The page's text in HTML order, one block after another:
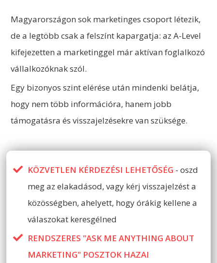
Magyarországon sok marketinges csoport létezik,
de a legtöbb csak a felszínt kapargatja: az A-Level
kifejezetten a marketinggel már aktívan foglalkozó
vállalkozóknak szól.
Egy bizonyos szint elérése után mindenki belátja,
hogy nem több információra, hanem jobb
támogatásra és visszajelzésekre van szüksége.
KÖZVETLEN KÉRDEZÉSI LEHETŐSÉG - oszd
meg az elakadásod, vagy kérj visszajelzést a
közösségben, ahelyett, hogy órákig kellene a
válaszokat keresgélned
RENDSZERES "ASK ME ANYTHING ABOUT
MARKETING" POSZTOK HAZAI